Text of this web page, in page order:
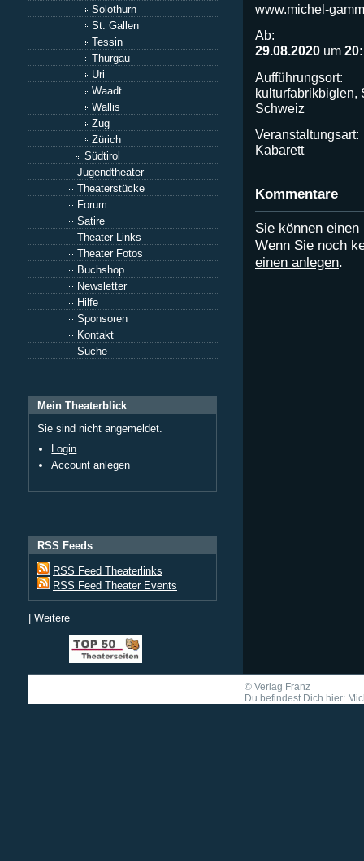
Solothurn
St. Gallen
Tessin
Thurgau
Uri
Waadt
Wallis
Zug
Zürich
Südtirol
Jugendtheater
Theaterstücke
Forum
Satire
Theater Links
Theater Fotos
Buchshop
Newsletter
Hilfe
Sponsoren
Kontakt
Suche
Mein Theaterblick
Sie sind nicht angemeldet.
Login
Account anlegen
RSS Feeds
RSS Feed Theaterlinks
RSS Feed Theater Events
| Weitere
www.michel-
Ab:
29.08.2020 um
Aufführungsort:
kulturfabrikbiglen,
Schweiz
Veranstaltungsart:
Kabarett
Kommentare
Sie können
Wenn Sie noch
einen anlegen.
© Verlag Franz
Du befindest Dich hier: